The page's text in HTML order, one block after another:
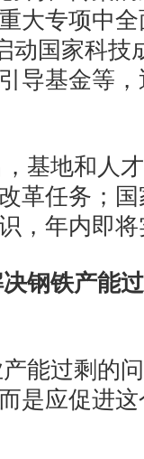
大专项中
动国家科技
导基金等
地和人才
革任务；
，年内即
钢铁产能
过剩的问
是应促进